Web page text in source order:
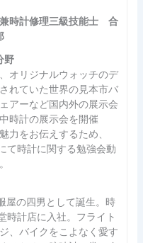
時計修理三級技能士 合
野
オリジナルウォッチのデ
れていた世界の見本市バ
アーなど国内外の展示会
時計の展示会を開催
力をお伝えするため、
て時計に関する勉強会動
屋の四男として誕生。時
時計店に入社。フライト
、バイクをこよなく愛す